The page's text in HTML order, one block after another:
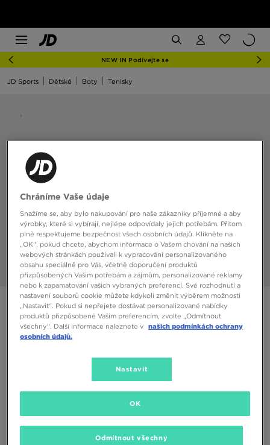
NEW IN Podívejte se
JD Sports Dětské Boty Tenisky
NIKE FORCE 1 LOW EASYON BT
790 Kč
Dostupné Barvy
Vyberte velikost
Chráníme Vaše údaje
Snažíme se, aby bylo nakupování pro naše zákazníky příjemné a aby
výrobky, které si vybírají, nejlépe odpovídaly jejich potřebám. Přitom
plně respektujeme bezpečnost všech osobních údajů. Klikněte na
„OK“, pokud chcete, abychom informace o Vašem chování na našich
webových stránkách používali k vypracování personalizovaného
obsahu speciálně pro Vás, včetně doporučení produktů
přizpůsobených Vašim potřebám a zájmům, personalizované reklamy
nebo k zapamatování vašich vybraných preferencí. Své rozhodnutí a
nastavení souborů cookie můžete kdykoli změnit výběrem možnosti
„Nastavit“. Pokud si nepřejete dostávat personalizované nabídky
produktů přizpůsobené Vašim preferencím, zvolte „Odmítnout
všechny“. Další informace naleznete v našich podmínkách ochrany
osobních údajů.
Nastavit
Odmítnout všechny
OK